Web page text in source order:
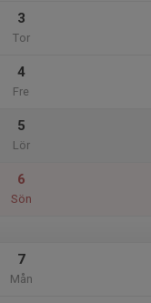
3
Tor
4
Fre
5
Lör
6
Sön
7
Mån